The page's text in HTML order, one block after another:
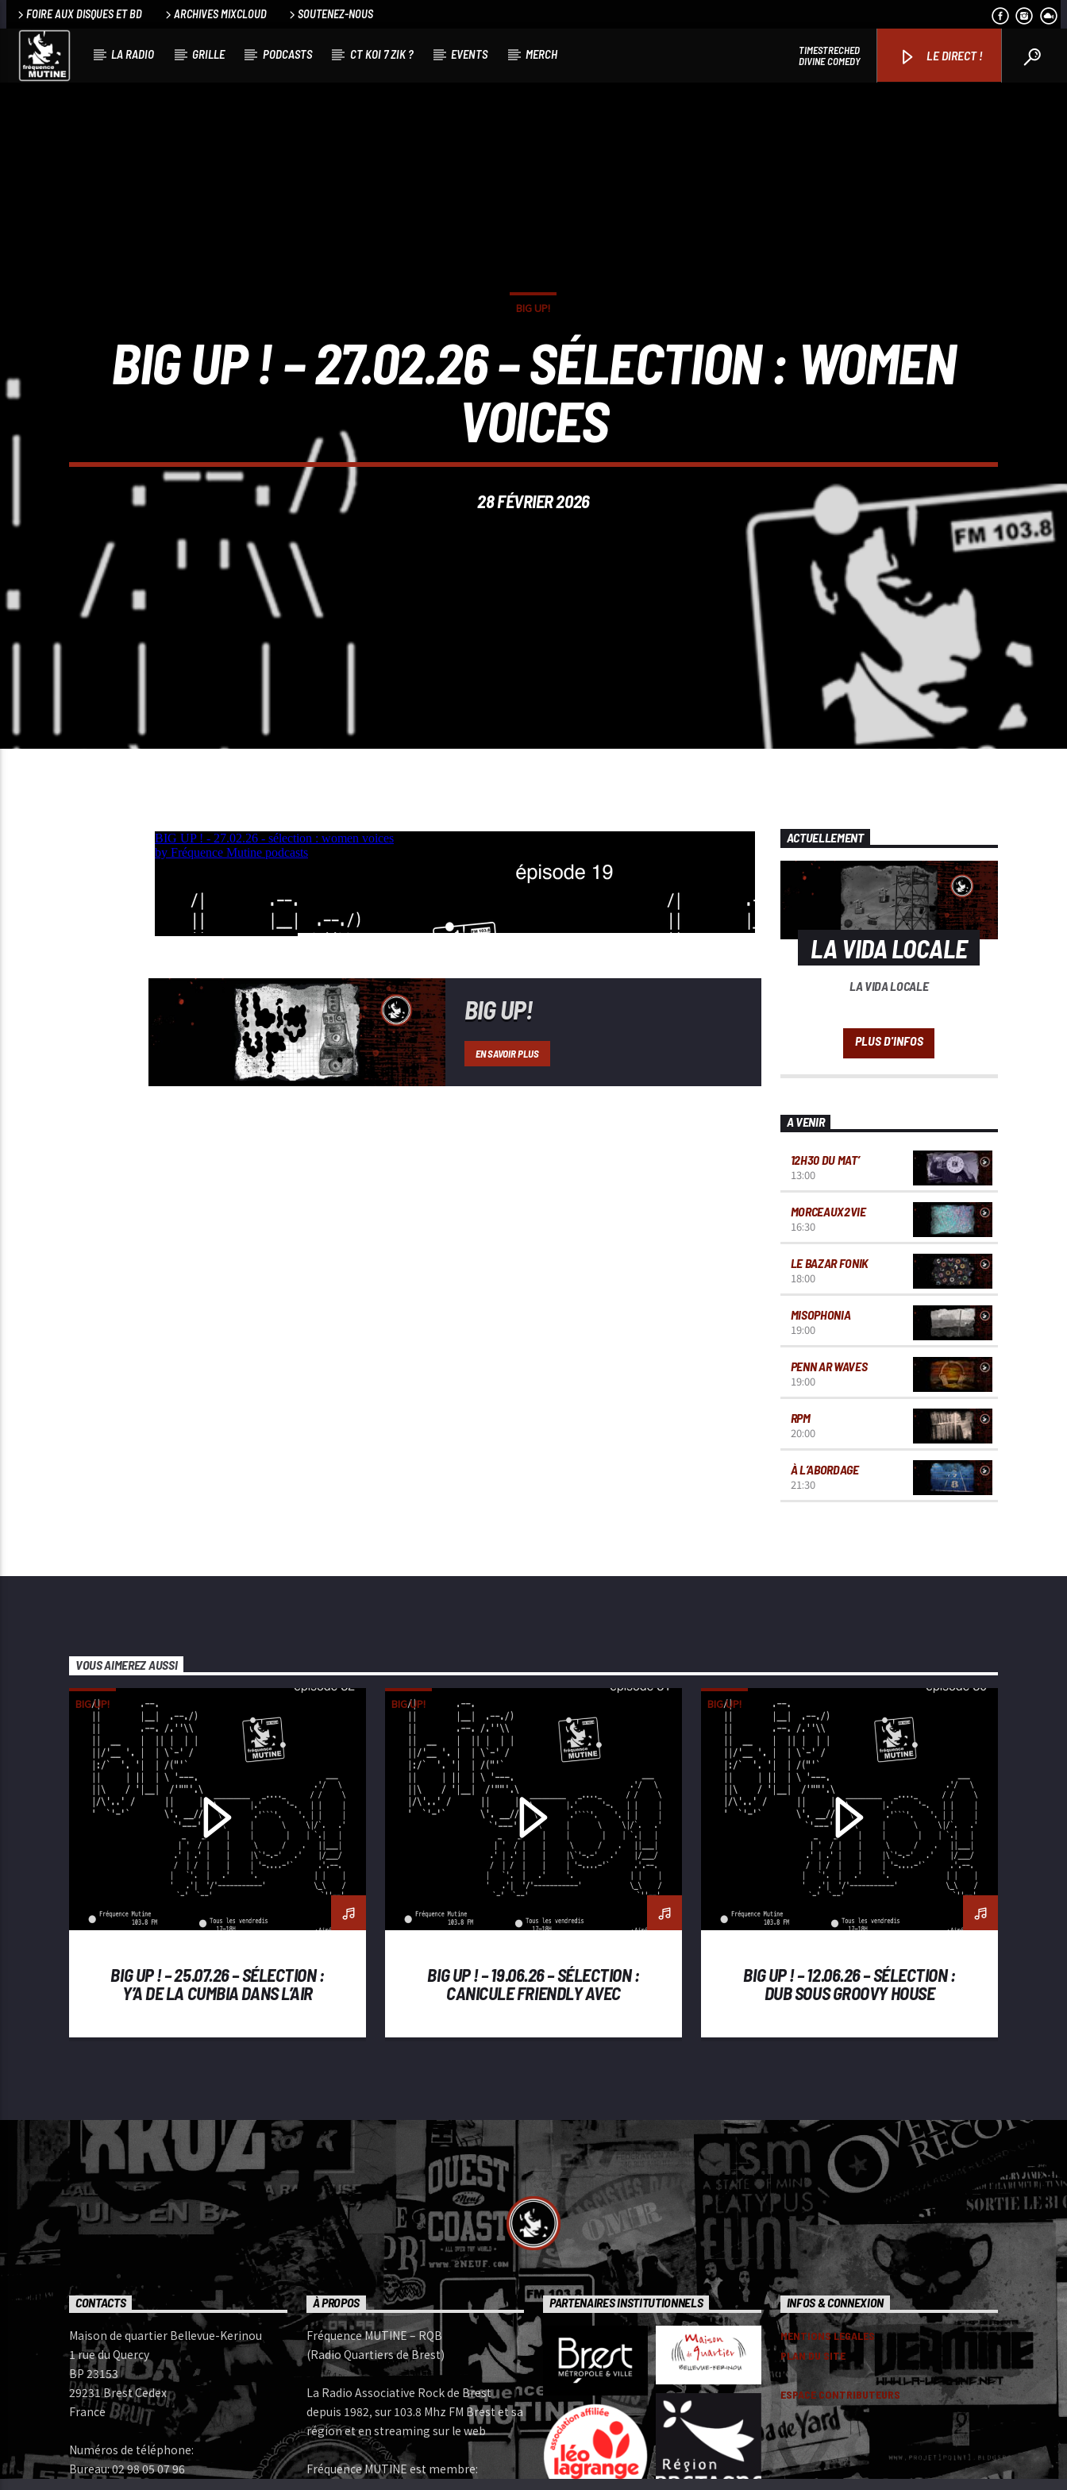
FOIRE AUX DISQUES ET BD ARCHIVES MIXCLOUD SOUTENEZ-NOUS
LA RADIO GRILLE PODCASTS CT KOI 7 ZIK ? EVENTS MERCH LE DIRECT !
TIMESTRECHED
DIVINE COMEDY
BIG UP!
BIG UP ! – 27.02.26 – SÉLECTION : WOMEN
VOICES
28 FÉVRIER 2026
BIG UP!
EN SAVOIR PLUS
ACTUELLEMENT
LA VIDA LOCALE
LA VIDA LOCALE
A VENIR
12H30 DU MAT’
13:00
MORCEAUX2VIE
16:30
LE BAZAR FONIK
18:00
MISOPHONIA
19:00
PENN AR WAVES
19:00
RPM
20:00
À L’ABORDAGE
21:30
VOUS AIMEREZ AUSSI
BIG UP!
BIG UP ! – 25.07.26 – SÉLECTION :
Y’A DE LA CUMBIA DANS L’AIR
BIG UP!
BIG UP ! – 19.06.26 – SÉLECTION :
CANICULE FRIENDLY AVEC
BIG UP!
BIG UP ! – 12.06.26 – SÉLECTION :
DUB SOUS GROOVY HOUSE
CONTACTS
Maison de quartier Bellevue-Kerinou
1 rue du Quercy
BP 23153
29231 Brest Cedex
France
Numéros de téléphone:
Bureau: 02 98 05 07 96
À PROPOS
Fréquence MUTINE – RQB
(Radio Quartiers de Brest)
La Radio Associative Rock de Brest
depuis 1982, sur 103.8 Mhz FM Brest et sa
région et en streaming sur le web
Fréquence MUTINE est membre:
PARTENAIRES INSTITUTIONNELS INFOS & CONNEXION
MENTIONS LEGALES
PLAN DU SITE
ESPACE CONTRIBUTEURS